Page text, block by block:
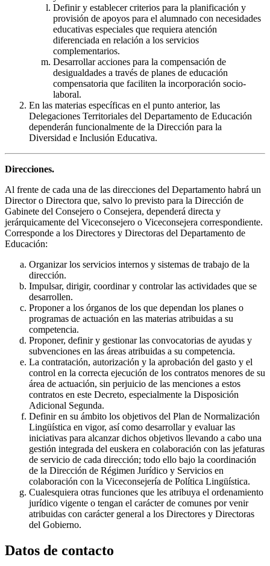
Definir y establecer criterios para la planificación y
provisión de apoyos para el alumnado con necesidades
educativas especiales que requiera atención
diferenciada en relación a los servicios
complementarios.
Desarrollar acciones para la compensación de
desigualdades a través de planes de educación
compensatoria que faciliten la incorporación socio-
laboral.
En las materias específicas en el punto anterior, las
Delegaciones Territoriales del Departamento de Educación
dependerán funcionalmente de la Dirección para la
Diversidad e Inclusión Educativa.
Direcciones.
Al frente de cada una de las direcciones del Departamento habrá un
Director o Directora que, salvo lo previsto para la Dirección de
Gabinete del Consejero o Consejera, dependerá directa y
jerárquicamente del Viceconsejero o Viceconsejera correspondiente.
Corresponde a los Directores y Directoras del Departamento de
Educación:
Organizar los servicios internos y sistemas de trabajo de la
dirección.
Impulsar, dirigir, coordinar y controlar las actividades que se
desarrollen.
Proponer a los órganos de los que dependan los planes o
programas de actuación en las materias atribuidas a su
competencia.
Proponer, definir y gestionar las convocatorias de ayudas y
subvenciones en las áreas atribuidas a su competencia.
La contratación, autorización y la aprobación del gasto y el
control en la correcta ejecución de los contratos menores de su
área de actuación, sin perjuicio de las menciones a estos
contratos en este Decreto, especialmente la Disposición
Adicional Segunda.
Definir en su ámbito los objetivos del Plan de Normalización
Lingüística en vigor, así como desarrollar y evaluar las
iniciativas para alcanzar dichos objetivos llevando a cabo una
gestión integrada del euskera en colaboración con las jefaturas
de servicio de cada dirección; todo ello bajo la coordinación
de la Dirección de Régimen Jurídico y Servicios en
colaboración con la Viceconsejería de Política Lingüística.
Cualesquiera otras funciones que les atribuya el ordenamiento
jurídico vigente o tengan el carácter de comunes por venir
atribuidas con carácter general a los Directores y Directoras
del Gobierno.
Datos de contacto